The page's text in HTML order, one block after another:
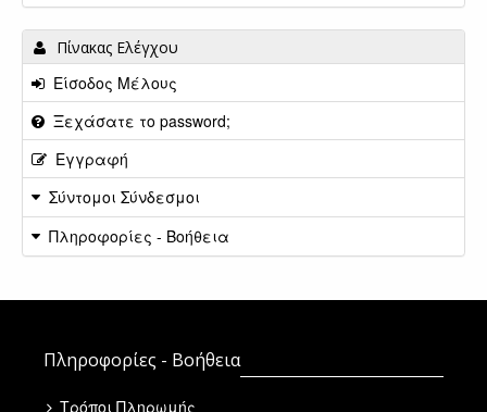
Πίνακας Ελέγχου
Είσοδος Μέλους
Ξεχάσατε το password;
Εγγραφή
Σύντομοι Σύνδεσμοι
Πληροφορίες - Βοήθεια
Πληροφορίες - Βοήθεια
Τρόποι Πληρωμής